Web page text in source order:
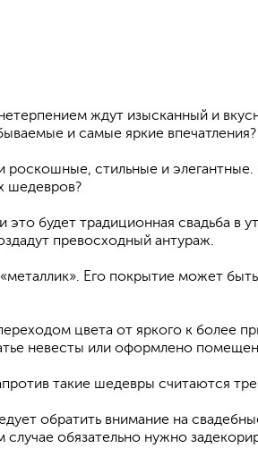
ждут изысканный и
и самые яркие впечатления?
стильные и элегантные.
шедевров?
будет традиционная свадьба в
превосходный антураж.
Его покрытие может
цвета от яркого к более
невесты или оформлено
такие шедевры считаются
обратить внимание на
обязательно нужно